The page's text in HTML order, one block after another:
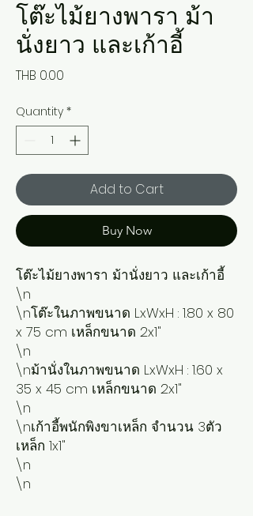
โต๊ะไม้ยางพารา ม้า
นั่งยาว และเก้าอี้
THB 0.00
Quantity *
Add to Cart
Buy Now
โต๊ะไม้ยางพารา ม้านั่งยาว และเก้าอี้
\n
\nโต๊ะในภาพขนาด LxWxH : 1.80 x 80
x 75 cm เหล็กขนาด 2x1"
\n
\nม้านั่งในภาพขนาด LxWxH : 1.60 x
35 x 45 cm เหล็กขนาด 2x1"
\n
\nเก้าอี้พนักพิงขาเหล็ก จำนวน 3ตัว
เหล็ก 1x1"
\n
\n